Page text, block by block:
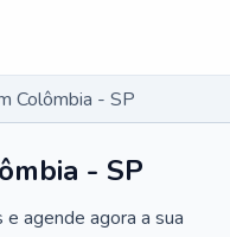
Colômbia - SP
- SP
agende agora a sua